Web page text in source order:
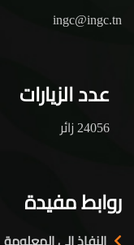
ingc@ingc.tn
عدد الزيارات
24056 زائر
روابط مفيدة
النفاذ إلى المعلومة